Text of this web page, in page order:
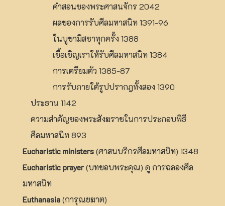
คำสอนของพระศาสนจักร 2042
ผลของการรับศีลมหาสนิท 1391-96
ในบูชามิสซาทุกครั้ง 1388
เชื้อเชิญเราให้รับศีลมหาสนิท 1384
การเตรียมตัว 1385-87
การรับภายใต้รูปปรากฎทั้งสอง 1390
ประธาน 1142
ความสำคัญของพระสังฆราชในการประกอบพิธี
ศีลมหาสนิท 893
Eucharistic ministers(ศาสนบริกรศีลมหาสนิท) 1348
Eucharistic prayer(บทขอบพระคุณ) ดู การฉลองศีล
มหาสนิท
Euthanasia(การุณยฆาต)